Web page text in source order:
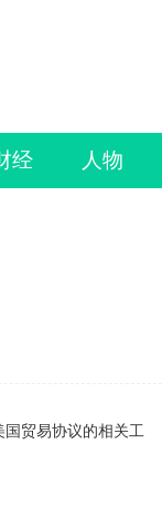
经 人物
贸易协议的相关工